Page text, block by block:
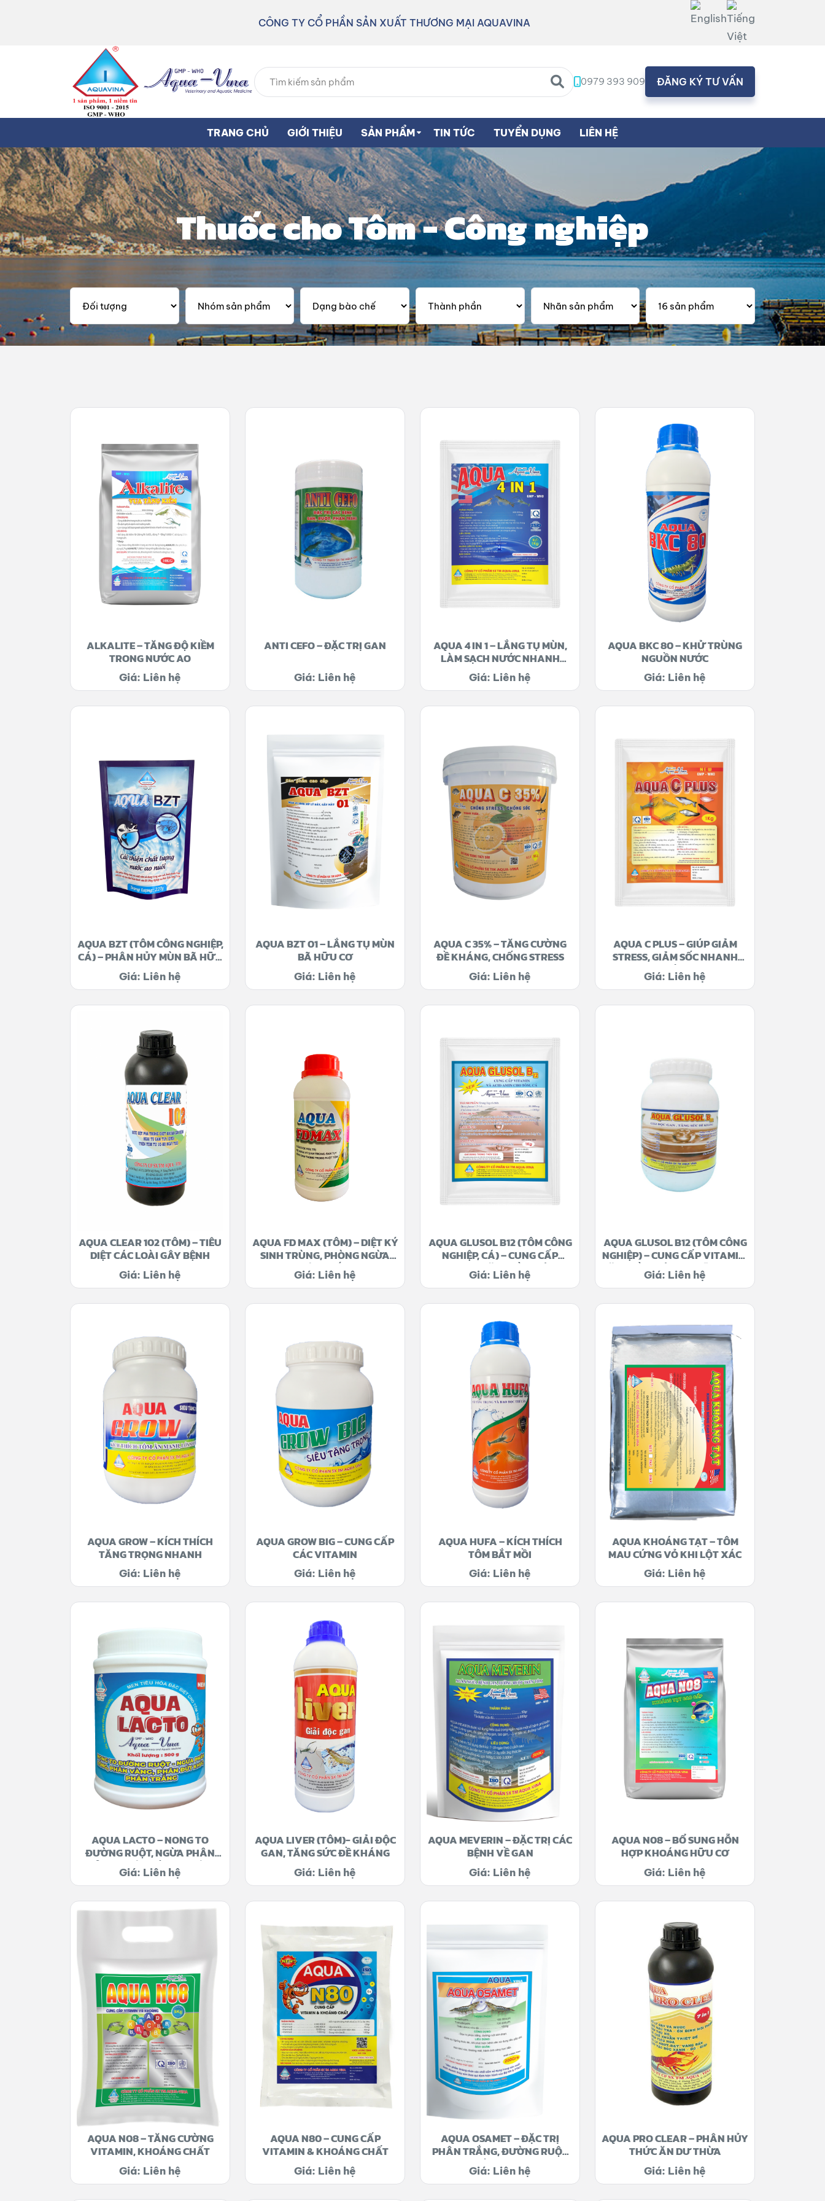
CÔNG TY CỔ PHẦN SẢN XUẤT THƯƠNG MẠI AQUAVINA
0979 393 909 ĐĂNG KÝ TƯ VẤN
TRANG CHỦ GIỚI THIỆU SẢN PHẨM TIN TỨC TUYỂN DỤNG LIÊN HỆ
Thuốc cho Tôm - Công nghiệp
ALKALITE – TĂNG ĐỘ KIỀM
TRONG NƯỚC AO
Giá: Liên hệ
ANTI CEFO – ĐẶC TRỊ GAN
Giá: Liên hệ
AQUA 4 IN 1 – LẮNG TỤ MÙN,
LÀM SẠCH NƯỚC NHANH
CHÓNG
Giá: Liên hệ
AQUA BKC 80 – KHỬ TRÙNG
NGUỒN NƯỚC
Giá: Liên hệ
AQUA BZT (TÔM CÔNG NGHIỆP,
CÁ) – PHÂN HỦY MÙN BÃ HỮU
CƠ
Giá: Liên hệ
AQUA BZT 01 – LẮNG TỤ MÙN
BÃ HỮU CƠ
Giá: Liên hệ
AQUA C 35% – TĂNG CƯỜNG
ĐỀ KHÁNG, CHỐNG STRESS
Giá: Liên hệ
AQUA C PLUS – GIÚP GIẢM
STRESS, GIẢM SỐC NHANH
CHÓNG
Giá: Liên hệ
AQUA CLEAR 102 (TÔM) – TIÊU
DIỆT CÁC LOÀI GÂY BỆNH
Giá: Liên hệ
AQUA FD MAX (TÔM) – DIỆT KÝ
SINH TRÙNG, PHÒNG NGỪA
PHÂN TRẮNG
Giá: Liên hệ
AQUA GLUSOL B12 (TÔM CÔNG
NGHIỆP, CÁ) – CUNG CẤP
VITAMIN, TĂNG ĐỀ KHÁNG,
DƯỠNG GAN
Giá: Liên hệ
AQUA GLUSOL B12 (TÔM CÔNG
NGHIỆP) – CUNG CẤP VITAMIN,
TĂNG ĐỀ KHÁNG, DƯỠNG GAN
Giá: Liên hệ
AQUA GROW – KÍCH THÍCH
TĂNG TRỌNG NHANH
Giá: Liên hệ
AQUA GROW BIG – CUNG CẤP
CÁC VITAMIN
Giá: Liên hệ
AQUA HUFA – KÍCH THÍCH
TÔM BẮT MỒI
Giá: Liên hệ
AQUA KHOÁNG TẠT – TÔM
MAU CỨNG VỎ KHI LỘT XÁC
Giá: Liên hệ
AQUA LACTO – NONG TO
ĐƯỜNG RUỘT, NGỪA PHÂN
LỎNG, PHÂN VÀNG, PHÂN
ĐỨT KHÚC, PHÂN TRẮNG
Giá: Liên hệ
AQUA LIVER (TÔM)- GIẢI ĐỘC
GAN, TĂNG SỨC ĐỀ KHÁNG
Giá: Liên hệ
AQUA MEVERIN – ĐẶC TRỊ CÁC
BỆNH VỀ GAN
Giá: Liên hệ
AQUA N08 – BỔ SUNG HỖN
HỢP KHOÁNG HỮU CƠ
Giá: Liên hệ
AQUA N08 – TĂNG CƯỜNG
VITAMIN, KHOÁNG CHẤT
Giá: Liên hệ
AQUA N80 – CUNG CẤP
VITAMIN & KHOÁNG CHẤT
Giá: Liên hệ
AQUA OSAMET – ĐẶC TRỊ
PHÂN TRẮNG, ĐƯỜNG RUỘT
ĐỨT ĐOẠN
Giá: Liên hệ
AQUA PRO CLEAR – PHÂN HỦY
THỨC ĂN DƯ THỪA
Giá: Liên hệ